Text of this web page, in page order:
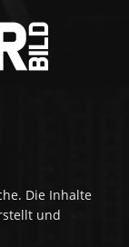
Die Inhalte
und